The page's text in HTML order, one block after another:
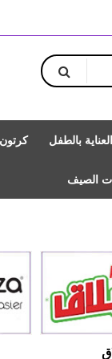
العناية بالطفل
الصيف